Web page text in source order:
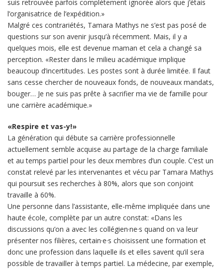
suis retrouvée parfois complètement ignorée alors que j’étais
l’organisatrice de l’expédition.»
Malgré ces contrariétés, Tamara Mathys ne s’est pas posé de
questions sur son avenir jusqu’à récemment. Mais, il y a
quelques mois, elle est devenue maman et cela a changé sa
perception. «Rester dans le milieu académique implique
beaucoup d’incertitudes. Les postes sont à durée limitée. Il faut
sans cesse chercher de nouveaux fonds, de nouveaux mandats,
bouger… Je ne suis pas prête à sacrifier ma vie de famille pour
une carrière académique.»
«Respire et vas-y!»
La génération qui débute sa carrière professionnelle
actuellement semble acquise au partage de la charge familiale
et au temps partiel pour les deux membres d’un couple. C’est un
constat relevé par les intervenantes et vécu par Tamara Mathys
qui poursuit ses recherches à 80%, alors que son conjoint
travaille à 60%.
Une personne dans l’assistante, elle-même impliquée dans une
haute école, complète par un autre constat: «Dans les
discussions qu’on a avec les collégien·ne·s quand on va leur
présenter nos filières, certain·e·s choisissent une formation et
donc une profession dans laquelle ils et elles savent qu’il sera
possible de travailler à temps partiel. La médecine, par exemple,